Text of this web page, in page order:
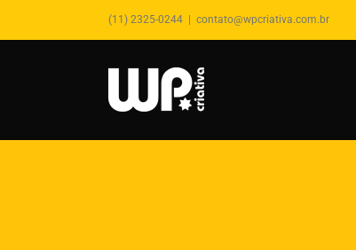
(11) 2325-0244 contato@wpcriativa.com.br